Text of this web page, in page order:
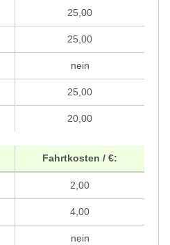
25,00
25,00
nein
25,00
20,00
Fahrtkosten / €:
2,00
4,00
nein